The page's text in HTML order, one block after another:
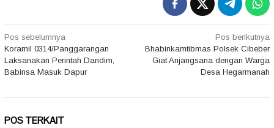
Navigasi
pos
Pos sebelumnya
Koramil 0314/Panggarangan
Laksanakan Perintah Dandim,
Babinsa Masuk Dapur
Pos berikutnya
Bhabinkamtibmas Polsek Cibeber
Giat Anjangsana dengan Warga
Desa Hegarmanah
POS TERKAIT